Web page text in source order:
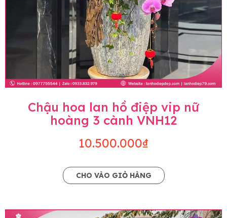
Chậu hoa lan hồ điệp vip nữ
hoàng 3 cành VNH12
10.500.000₫
CHO VÀO GIỎ HÀNG